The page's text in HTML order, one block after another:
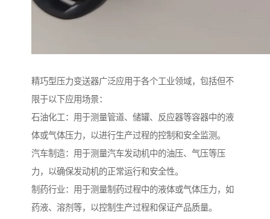
精巧型压力变送器广泛应用于各个工业领域，包括但不
限于以下应用场景：
石油化工：用于测量管道、储罐、反应器等容器中的液
体或气体压力，以进行生产过程的控制和安全监测。
汽车制造：用于测量汽车发动机中的油压、气压等压
力，以确保发动机的正常运行和安全性。
制药行业：用于测量制药过程中的液体或气体压力，如
药液、溶剂等，以控制生产过程和保证产品质量。